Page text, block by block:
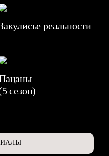
реальности
сезон)